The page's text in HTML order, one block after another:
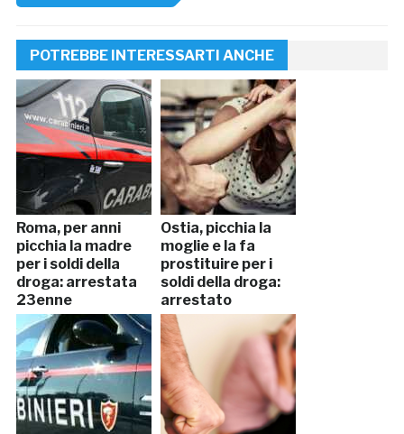
POTREBBE INTERESSARTI ANCHE
Roma, per anni
picchia la madre
per i soldi della
droga: arrestata
23enne
Ostia, picchia la
moglie e la fa
prostituire per i
soldi della droga:
arrestato